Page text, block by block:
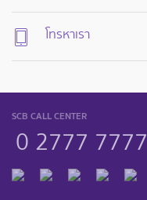
โทรหาเรา
SCB CALL CENTER
0 2777 7777